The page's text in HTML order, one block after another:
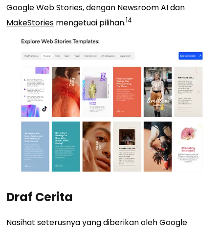
Google Web Stories, dengan Newsroom AIdan
MakeStories mengetuai pilihan.14
Draf Cerita
Nasihat seterusnya yang diberikan oleh Google